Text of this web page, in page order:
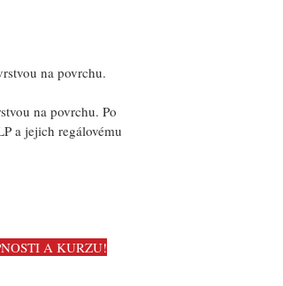
na povrchu.
na povrchu. Po
a jejich regálovému
A KURZU!